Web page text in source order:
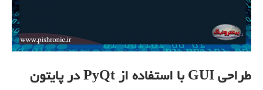
طراحی GUI با استفاده از PyQt در پایتون